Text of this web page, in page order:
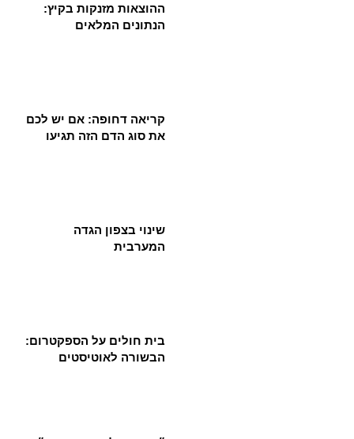
ההוצאות מזנקות בקיץ:
הנתונים המלאים
קריאה דחופה: אם יש לכם
את סוג הדם הזה תגיעו
שינוי בצפון הגדה
המערבית
בית חולים על הספקטרום:
הבשורה לאוטיסטים